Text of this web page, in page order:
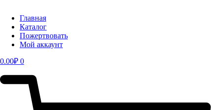
Главная
Каталог
Пожертвовать
Мой аккаунт
0.00₽ 0